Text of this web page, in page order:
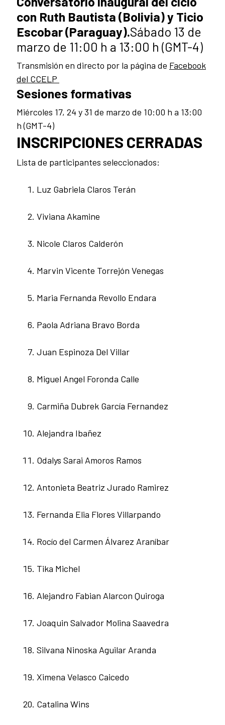
con Ruth Bautista (Bolivia) y Ticio
Escobar (Paraguay).Sábado 13 de
marzo de 11:00 h a 13:00 h (GMT-4)
Transmisión en directo por la página de Facebook
del CCELP
Sesiones formativas
Miércoles 17, 24 y 31 de marzo de 10:00 h a 13:00
h (GMT-4)
INSCRIPCIONES CERRADAS
Lista de participantes seleccionados:
Luz Gabriela Claros Terán
Viviana Akamine
Nicole Claros Calderón
Marvin Vicente Torrejón Venegas
Maria Fernanda Revollo Endara
Paola Adriana Bravo Borda
Juan Espinoza Del Villar
Miguel Angel Foronda Calle
Carmiña Dubrek García Fernandez
Alejandra Ibañez
Odalys Sarai Amoros Ramos
Antonieta Beatriz Jurado Ramirez
Fernanda Elia Flores Villarpando
Rocío del Carmen Álvarez Araníbar
Tika Michel
Alejandro Fabian Alarcon Quiroga
Joaquin Salvador Molina Saavedra
Silvana Ninoska Aguilar Aranda
Ximena Velasco Caicedo
Catalina Wins